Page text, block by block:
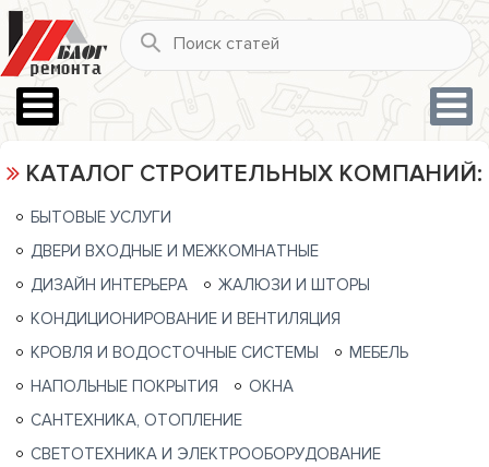
КАТАЛОГ СТРОИТЕЛЬНЫХ КОМПАНИЙ:
БЫТОВЫЕ УСЛУГИ
ДВЕРИ ВХОДНЫЕ И МЕЖКОМНАТНЫЕ
ДИЗАЙН ИНТЕРЬЕРА
ЖАЛЮЗИ И ШТОРЫ
КОНДИЦИОНИРОВАНИЕ И ВЕНТИЛЯЦИЯ
КРОВЛЯ И ВОДОСТОЧНЫЕ СИСТЕМЫ
МЕБЕЛЬ
НАПОЛЬНЫЕ ПОКРЫТИЯ
ОКНА
САНТЕХНИКА, ОТОПЛЕНИЕ
СВЕТОТЕХНИКА И ЭЛЕКТРООБОРУДОВАНИЕ